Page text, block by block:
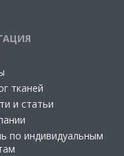
тканей
и статьи
по индивидуальным